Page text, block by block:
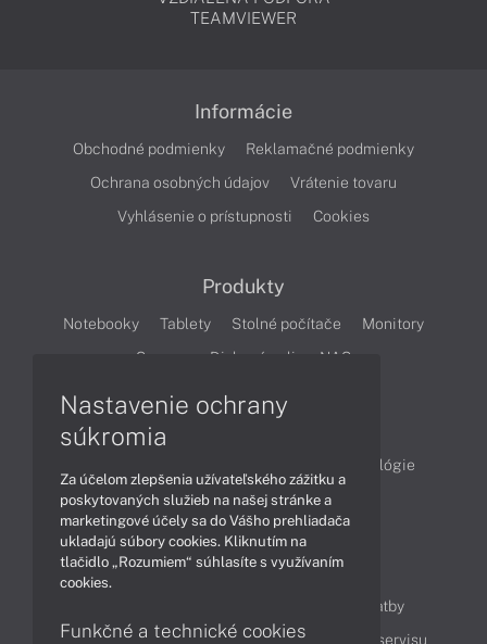
TEAMVIEWER
Informácie
Obchodné podmienky
Reklamačné podmienky
Ochrana osobných údajov
Vrátenie tovaru
Vyhlásenie o prístupnosti
Cookies
Produkty
Notebooky Tablety Stolné počítače
Monitory
Servery
Diskové polia a NAS
Technológie
Videá
Obsah
Možnosti doručenia a platby
Podpora a servis
Servisné služby Cenník servisu
Nastavenie ochrany
súkromia
Za účelom zlepšenia užívateľského zážitku a
poskytovaných služieb na našej stránke a
marketingové účely sa do Vášho prehliadača
ukladajú súbory cookies. Kliknutím na
tlačidlo „Rozumiem“ súhlasíte s využívaním
cookies.
Funkčné a technické cookies